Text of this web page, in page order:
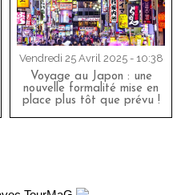
Vendredi 25 Avril 2025 - 10:38
Voyage au Japon : une
nouvelle formalité mise en
place plus tôt que prévu !